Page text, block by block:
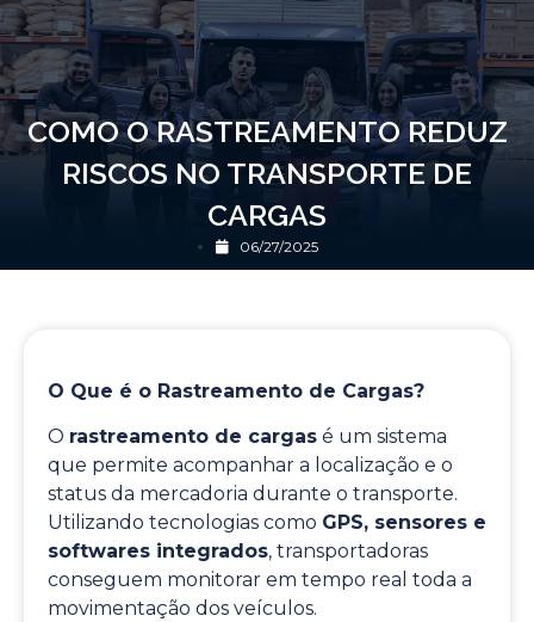
COMO O RASTREAMENTO REDUZ
RISCOS NO TRANSPORTE DE
CARGAS
06/27/2025
O Que é o Rastreamento de Cargas?
O rastreamento de cargas é um sistema
que permite acompanhar a localização e o
status da mercadoria durante o transporte.
Utilizando tecnologias como GPS, sensores e
softwares integrados, transportadoras
conseguem monitorar em tempo real toda a
movimentação dos veículos.